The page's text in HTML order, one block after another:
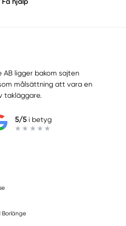
ligger bakom sajten
målsättning att vara en
takläggare.
5/5i betyg
Borlänge